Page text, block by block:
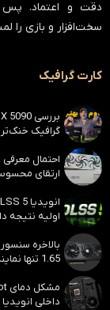
دقت و اعتماد. پس
سخت‌افزار و بازی را
کارت گرافیک
گرافیک
ارتقای
اولیه نتیجه
1.65 تنها نماینده نمایش نیست
داخلی